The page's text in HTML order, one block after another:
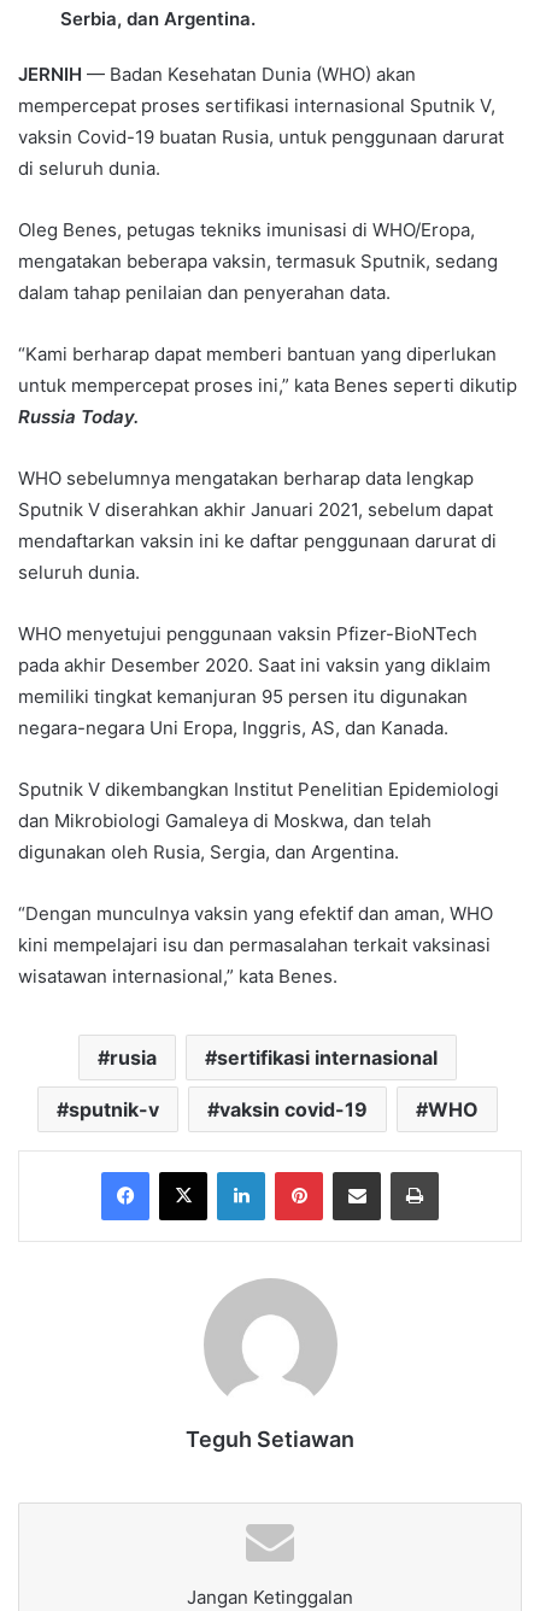
Serbia, dan Argentina.
JERNIH — Badan Kesehatan Dunia (WHO) akan
mempercepat proses sertifikasi internasional Sputnik V,
vaksin Covid-19 buatan Rusia, untuk penggunaan darurat
di seluruh dunia.
Oleg Benes, petugas tekniks imunisasi di WHO/Eropa,
mengatakan beberapa vaksin, termasuk Sputnik, sedang
dalam tahap penilaian dan penyerahan data.
“Kami berharap dapat memberi bantuan yang diperlukan
untuk mempercepat proses ini,” kata Benes seperti dikutip
Russia Today.
WHO sebelumnya mengatakan berharap data lengkap
Sputnik V diserahkan akhir Januari 2021, sebelum dapat
mendaftarkan vaksin ini ke daftar penggunaan darurat di
seluruh dunia.
WHO menyetujui penggunaan vaksin Pfizer-BioNTech
pada akhir Desember 2020. Saat ini vaksin yang diklaim
memiliki tingkat kemanjuran 95 persen itu digunakan
negara-negara Uni Eropa, Inggris, AS, dan Kanada.
Sputnik V dikembangkan Institut Penelitian Epidemiologi
dan Mikrobiologi Gamaleya di Moskwa, dan telah
digunakan oleh Rusia, Sergia, dan Argentina.
“Dengan munculnya vaksin yang efektif dan aman, WHO
kini mempelajari isu dan permasalahan terkait vaksinasi
wisatawan internasional,” kata Benes.
rusia sertifikasi internasional
sputnik-v vaksin covid-19 WHO
Facebook
X LinkedInPinterestShare via Email Print
Teguh Setiawan
Jangan Ketinggalan